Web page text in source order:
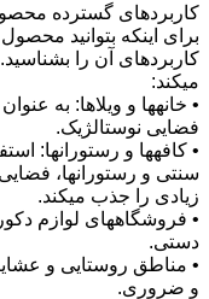
کاربردهای گسترده
برای اینکه بتوانید
کاربردهای آن را
میکند:
• خانهها و ویلاها: به
فضایی نوستالژیک.
• کافهها و رستورانها:
سنتی و رستورانها،
زیادی را جذب میکند.
• فروشگاههای لوازم
دستی.
• مناطق روستایی و
و ضروری.